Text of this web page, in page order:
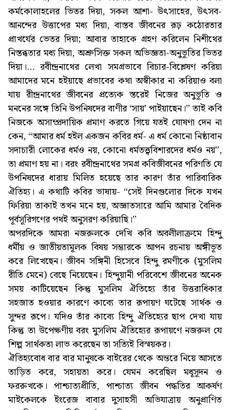
কর্মকোলাহলের ভিতর দিয়া, সকল আশা- উৎসাহের, উৎসব-
আনন্দের উত্তাপের মধ্য দিয়া, বাস্তব জীবনের রূঢ় কঠোরতার
প্রাখর্যের ভেতর দিয়া; আবার তাহাকে গ্রহণ করিলেন নিশীথের
নিস্তব্ধতার মধ্য দিয়া, অশ্রুসিক্ত সকল অভিজ্ঞতা-অনুভূতির ভিতর
দিয়া।… রবীন্দ্রনাথের লেখা সমগ্রভাবে বিচার-বিশ্লেষণ করিয়া
আমাদের মনে হইয়াছে প্রভাবের কথা অস্বীকার না করিয়াও বলা
যায় রীন্দ্রনাথের জীবনের প্রত্যেক স্তরেই নিজের অনুভূতি ও
মননের সঙ্গে তিনি উপনিষদের বাণীর ‘সায়’ পাইয়াছেন।” তাই কবি
নিজকে অসাম্প্রদায়িক প্রমাণ করতে গিয়ে যতই ঘোষণা দেন না
কেন, “আমার ধর্ম হইল একজন কবির ধর্ম- এ ধর্ম কোনো নিষ্ঠাবান
সদাচারী লোকের ধর্মও নয়, কোনো ধর্মতত্ত্ববিশারদের ধর্মও নয়”,
তা প্রমাণ হয় না। বরং রবীন্দ্রনাথের সমগ্র কবিজীবনের পরিণতি যে
উপনিষদের ধারায় মিলিত হয়েছে তার কারণ তাঁর পারিবারিক
ঐতিহ্য। এ কথাটি কবির ভাষায়- “সেই দিনগুলোর দিকে যখন
ফিরিয়া তাকাই তখন মনে হয়, অজ্ঞাতসারে আমি আমার বৈদিক
পূর্বসূরিগণের পথই অনুসরণ করিয়াছি।”
অপরদিকে আমরা নজরুলকে দেখি কবি অবলীলাক্রমে হিন্দু
ধর্মীয় ও জাতীয়তামূলক বিষয় সম্ভারকে আপন রচনায় অঙ্গীভূত
করে লিখেছেন। জীবন সঙ্গিনী হিসেবে হিন্দু রমণীকে (মুসলিম
রীতি মেনে) বেছে নিয়েছেন। হিন্দুয়ানী পরিবেশে জীবনের অনেক
সময় কাটিয়েছেন কিন্তু মুসলিম ঐতিহ্যে তাঁর উত্তরাধিকার
সহজাত হওয়ার কারণে কাব্যে তার রূপায়ণ ঘটেছে সার্থক ও
সুন্দর রূপে। যদিও তাঁর কাব্যে হিন্দু ঐতিহ্যের ছাপ দেখা যায়
কিন্তু তা উপেক্ষণীয় বরং মুসলিম ঐতিহ্যের রূপায়ণে নজরুল যে
শিল্প সার্থকতা লাভ করেছেন তা সত্যিই বিস্ময়কর।
ঐতিহ্যবোধ বার বার মানুষকে বাইরের থেকে অন্তরে নিয়ে আসতে
তাড়িত করে, সহায়তা করে। যেমন করেছিল মধূসূদন ও
ফররুখকে। পাশ্চাত্যপ্রীতি, পাশ্চাত্য জীবন পদ্ধতির আকর্ষণ
মাইকেলকে ইংরেজ বাবার দুসাহসী অভিযাত্রায় অনুপ্রাণিত